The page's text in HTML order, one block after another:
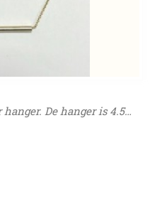
De hanger is 4.5…